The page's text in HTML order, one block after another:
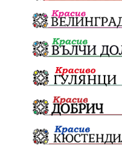
съзнание кмет
президент реалност
малцинства богдан
здравеопазване